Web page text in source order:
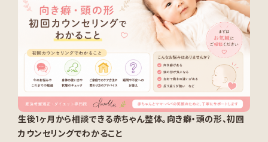
生後1ヶ月から相談できる赤ちゃん整体。向き癖・頭の形、初回
カウンセリングでわかること